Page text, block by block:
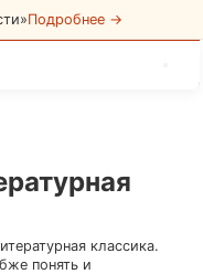
Подробнее →
классика.
понять и